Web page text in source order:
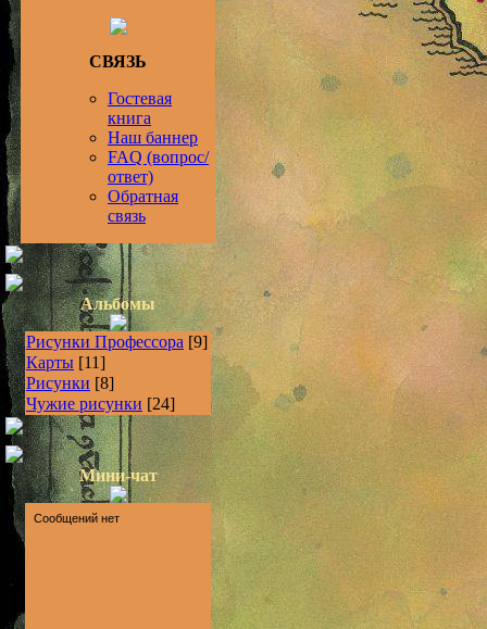
СВЯЗЬ
Гостевая
книга
Наш баннер
FAQ (вопрос/
ответ)
Обратная
связь
Альбомы
Рисунки Профессора [9]
Карты [11]
Рисунки [8]
Чужие рисунки [24]
Мини-чат